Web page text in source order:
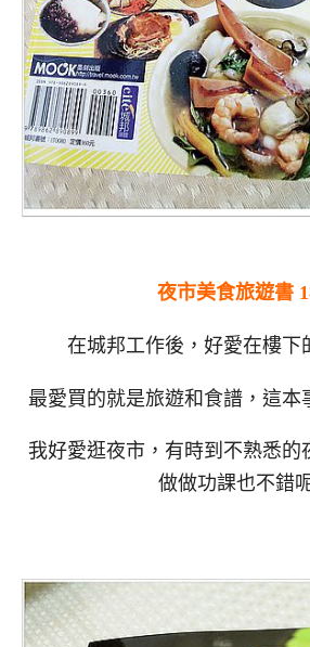
夜市美食旅遊書
在城邦工作後，好愛在樓下
最愛買的就是旅遊和食譜，這本
我好愛逛夜市，有時到不熟悉的
做做功課也不錯